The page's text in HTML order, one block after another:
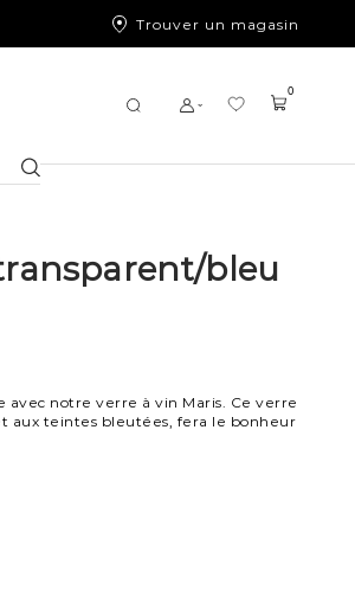
Trouver un magasin
Chercher
0
bleu
notre verre à vin Maris. Ce verre
aux teintes bleutées, fera le bonheur